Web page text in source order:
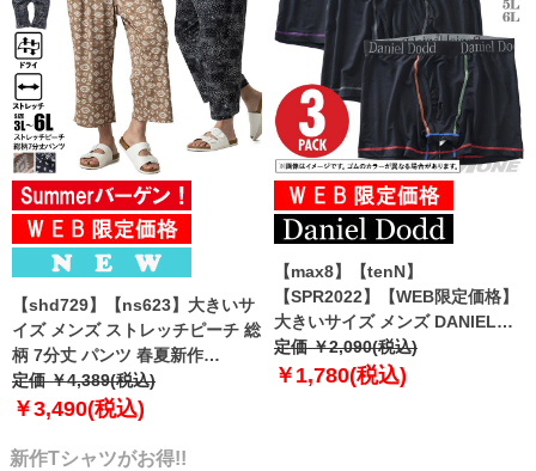
【shd729】【ns623】大きいサ
イズ メンズ ストレッチピーチ 総
柄 7分丈 パンツ 春夏新作
302249az 【fre】
定価 ￥4,389(税込)
￥3,490(税込)
【max8】【tenN】
【SPR2022】【WEB限定価格】
大きいサイズ メンズ DANIEL
DODD 吸汗速乾 前開き ボクサー
パンツ カラーステッチ ボクサー
定価 ￥2,090(税込)
￥1,780(税込)
新作Tシャツがお得!!